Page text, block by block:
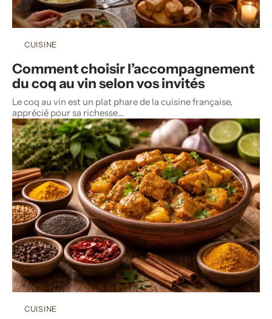
CUISINE
Comment choisir l’accompagnement
du coq au vin selon vos invités
Le coq au vin est un plat phare de la cuisine française,
apprécié pour sa richesse…
CUISINE